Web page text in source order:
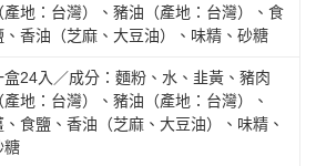
產地：台灣）、豬油（產地：台灣）、食
、香油（芝麻、大豆油）、味精、砂糖
盒24入／成分：麵粉、水、韭黃、豬肉
產地：台灣）、豬油（產地：台灣）、
、食鹽、香油（芝麻、大豆油）、味精、
糖